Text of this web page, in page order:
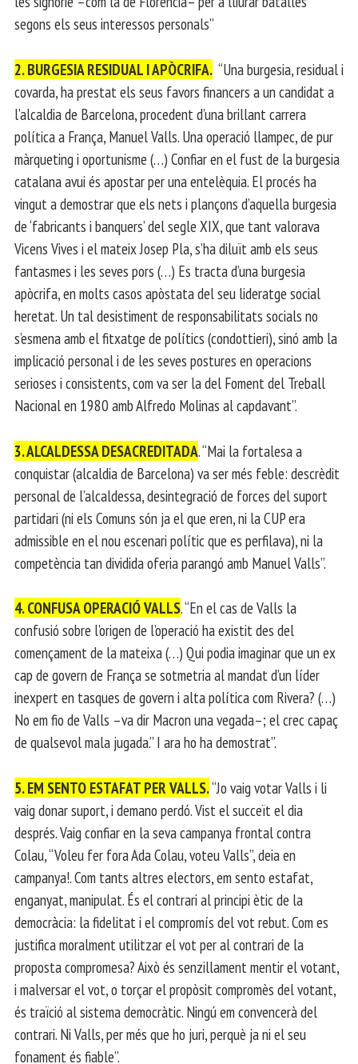
segons els seus interessos personals”
2. BURGESIA RESIDUAL I APÒCRIFA. “Una burgesia, residual i
covarda, ha prestat els seus favors financers a un candidat a
l’alcaldia de Barcelona, procedent d’una brillant carrera
política a França, Manuel Valls. Una operació llampec, de pur
màrqueting i oportunisme (…) Confiar en el fust de la burgesia
catalana avui és apostar per una entelèquia. El procés ha
vingut a demostrar que els nets i plançons d’aquella burgesia
de ‘fabricants i banquers’ del segle XIX, que tant valorava
Vicens Vives i el mateix Josep Pla, s’ha diluït amb els seus
fantasmes i les seves pors (…) Es tracta d’una burgesia
apòcrifa, en molts casos apòstata del seu lideratge social
heretat. Un tal desistiment de responsabilitats socials no
s’esmena amb el fitxatge de polítics (condottieri), sinó amb la
implicació personal i de les seves postures en operacions
serioses i consistents, com va ser la del Foment del Treball
Nacional en 1980 amb Alfredo Molinas al capdavant”.
3. ALCALDESSA DESACREDITADA. “Mai la fortalesa a
conquistar (alcaldia de Barcelona) va ser més feble: descrèdit
personal de l’alcaldessa, desintegració de forces del suport
partidari (ni els Comuns són ja el que eren, ni la CUP era
admissible en el nou escenari polític que es perfilava), ni la
competència tan dividida oferia parangó amb Manuel Valls”.
4. CONFUSA OPERACIÓ VALLS. “En el cas de Valls la
confusió sobre l’origen de l’operació ha existit des del
començament de la mateixa (…) Qui podia imaginar que un ex
cap de govern de França se sotmetria al mandat d’un líder
inexpert en tasques de govern i alta política com Rivera? (…)
No em fio de Valls –va dir Macron una vegada–; el crec capaç
de qualsevol mala jugada.” I ara ho ha demostrat”.
5. EM SENTO ESTAFAT PER VALLS.“Jo vaig votar Valls i li
vaig donar suport, i demano perdó. Vist el succeït el dia
després. Vaig confiar en la seva campanya frontal contra
Colau, “Voleu fer fora Ada Colau, voteu Valls”, deia en
campanya!. Com tants altres electors, em sento estafat,
enganyat, manipulat. És el contrari al principi ètic de la
democràcia: la fidelitat i el compromís del vot rebut. Com es
justifica moralment utilitzar el vot per al contrari de la
proposta compromesa? Això és senzillament mentir el votant,
i malversar el vot, o torçar el propòsit compromès del votant,
és traïció al sistema democràtic. Ningú em convencerà del
contrari. Ni Valls, per més que ho juri, perquè ja ni el seu
fonament és fiable”.